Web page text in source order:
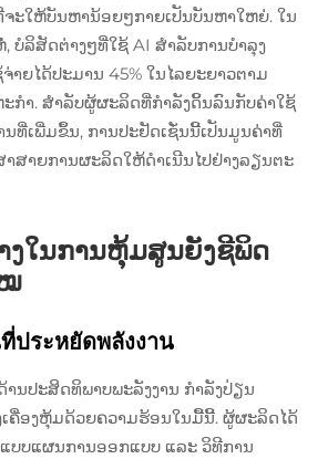
ະໃຫ້ບັນຫານ້ອຍໆກາຍເປັນບັນຫາໃຫຍ່. ໃນ
ລິສັດຕ່າງໆທີ່ໃຊ້ AI ສຳລັບການບຳລຸງ
າຍໄດ້ປະມານ 45% ໃນໄລຍະຍາວຕາມ
ກຳ. ສຳລັບຜູ້ຜະລິດທີ່ກຳລັງດິ້ນລົນກັບຄ່າໃຊ້
ນທີ່ເພີ່ມຂຶ້ນ, ການປະຢັດເຊັ່ນນີ້ເປັນມູນຄ່າທີ່
ສາຍການຜະລິດໃຫ້ດຳເນີນໄປຢ່າງລຽນຕະ
ງໃນການຫຸ້ມສູນຍັງຊີພິດ
ประหยัดพลังงาน
ນປະສິດທິພາບພະລັງງານ ກຳລັງປ່ຽນ
ຄື່ອງຫຸ້ມດ້ວຍຄວາມຮ້ອນໃນມື້ນີ້. ຜູ້ຜະລິດໄດ້
ບບແຜນການອອກແບບ ແລະ ວິທີການ